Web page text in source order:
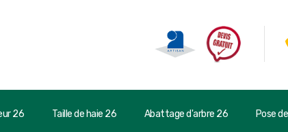
26 Taille de haie 26 Abattage d'arbre 26 Pose